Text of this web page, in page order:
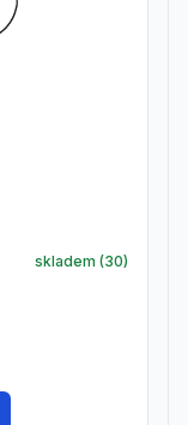
skladem (30)